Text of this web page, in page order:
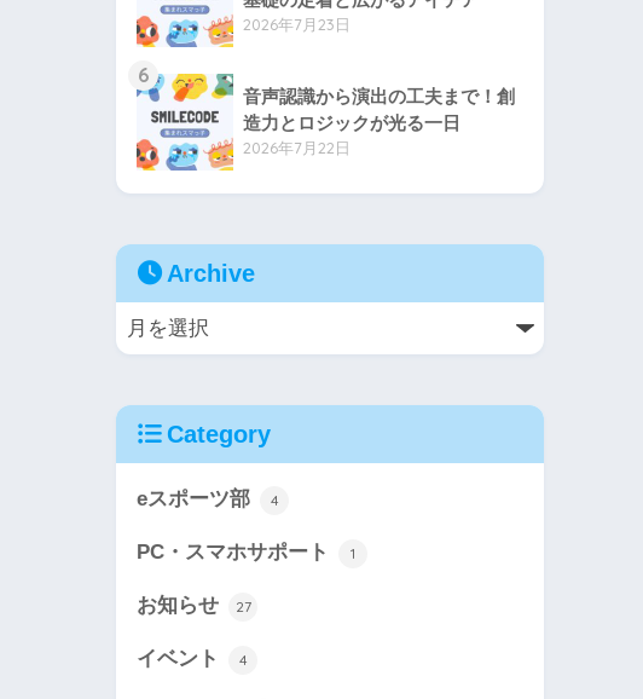
2026年7月23日
6
音声認識から演出の工夫まで！創
造力とロジックが光る一日
2026年7月22日
Archive
Category
eスポーツ部 4
PC・スマホサポート 1
お知らせ 27
イベント 4